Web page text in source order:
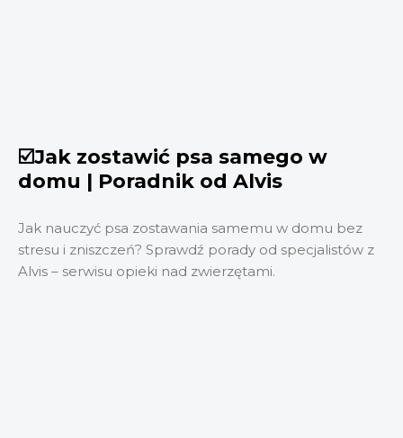
☑️Jak zostawić psa samego w
domu | Poradnik od Alvis
Jak nauczyć psa zostawania samemu w domu bez
stresu i zniszczeń? Sprawdź porady od specjalistów z
Alvis – serwisu opieki nad zwierzętami.